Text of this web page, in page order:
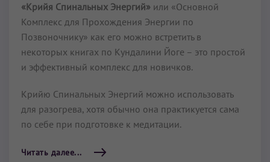
«Крийя Спинальных Энергий» или «Основной
Комплекс для Прохождения Энергии по
Позвоночнику» как его можно встретить в
некоторых книгах по Кундалини Йоге – это простой
и эффективный комплекс для новичков.
Крийю Спинальных Энергий можно использовать
для разогрева, хотя обычно она практикуется сама
по себе при подготовке к медитации.
Читать далее...